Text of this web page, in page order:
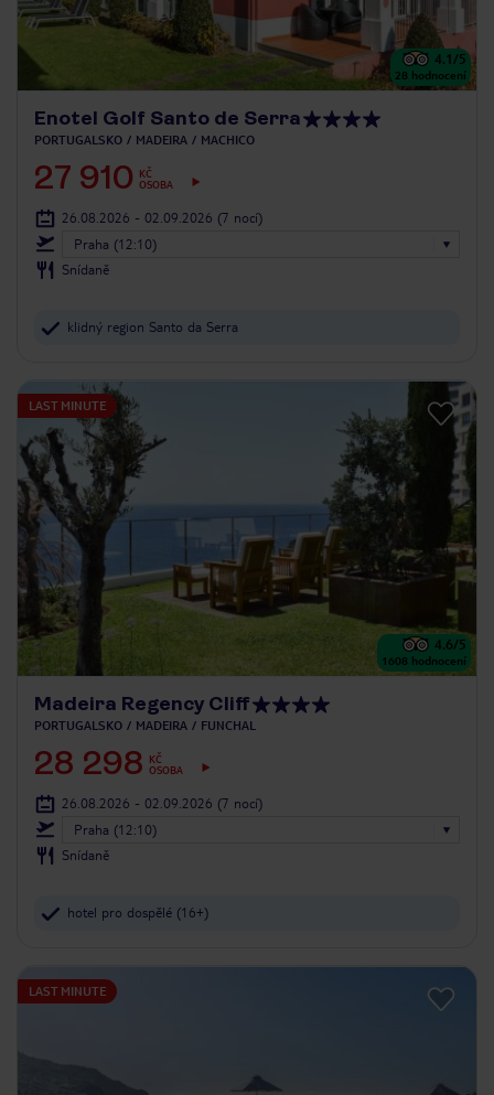
4.1/5
28 hodnocení
Enotel Golf Santo de Serra
PORTUGALSKO MADEIRA MACHICO
27 910
KČ
OSOBA
26.08.2026 - 02.09.2026 (7 nocí)
Praha (12:10)
Snídaně
klidný region Santo da Serra
LAST MINUTE
4.6/5
1608 hodnocení
Madeira Regency Cliff
PORTUGALSKO MADEIRA FUNCHAL
28 298
KČ
OSOBA
26.08.2026 - 02.09.2026 (7 nocí)
Praha (12:10)
Snídaně
hotel pro dospělé (16+)
LAST MINUTE